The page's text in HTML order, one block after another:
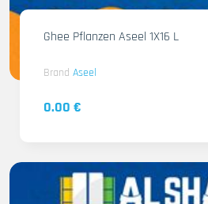
Ghee Pflanzen Aseel 1X16 L
Brand Aseel
0.00 €